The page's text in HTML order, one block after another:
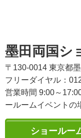
墨田両国シ
〒130-0014 東京都
フリーダイヤル：
営業時間 9:00～
ールームイベントの
ショールー